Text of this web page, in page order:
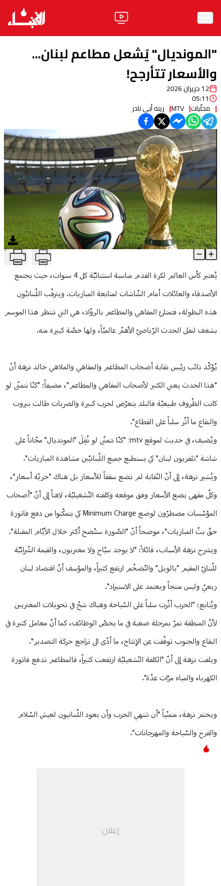
الأخبار
ثقافة ومجتمع
منوعات
آراء
فيديو
مواقف
وليد جنبلاطالحزب
ابحث
"المونديال" يُشعل مطاعم لبنان...
والأسعار تتأرجح!
12 حزيران 2026
05:11
محلّيات MTV رينه أبي نادر
"المونديال" يُشعل مطاعم لبنان... والأسعار تتأرجح! T
Article Content
يُعتبر كأس العالم لكرة القدم مناسبة استثنائيّة كل 4 سنوات، حيث يجتمع
الأصدقاء والعائلات أمام الشّاشات لمتابعة المباريات. ويترقّب اللّبنانيّون
هذه البطولة، فتمتلئ المقاهي والمطاعم بالروّاد، هي التي تنتظر هذا الموسم
بشغف لنقل الحدث الرّياضيّ الأهمّ عالميّاً، ولها حصّة كبيرة منه.
يُؤكّد نائب رئيس نقابة أصحاب المطاعم والمقاهي والملاهي خالد نزهة أنّ
"هذا الحدث يعني الكثير لأصحاب المقاهي والمطاعم"، مضيفاً: "كنّا نتمنّى لو
كانت الظّروف طبيعيّة فالبلد يتعرّض لحرب كبيرة والضربات طالت بيروت
والبقاع ما أثّر سلباً على القطاع".
ويُضيف، في حديث لموقع mtv: "كنّا نتمنّى لو نُقِلَ "المونديال" مجّاناً على
شاشة "تلفزيون لبنان" كي يستطيع جميع اللّبنانيّين مشاهدة المباريات".
ويُشير نزهة، إلى أنّ النّقابة لم تضع سقفاً للأسعار بل هناك "حريّة أسعار"،
وكلّ مقهى يضع الأسعار وفق موقعه وكلفته التّشغيليّة، لافتاً إلى أنّ "أصحاب
المؤسّسات مضطرّون لوضع Minimum Charge كي يتمكّنوا من دفع فاتورة
حقّ بثّ المباريات"، موضحاً أنّ "الصّورة ستتّضح أكثر خلال الأيّام المقبلة".
ويشرح نزهة الأسباب، قائلاً: "لا يوجد سيّاح ولا مغتربون، والقيمة الشّرائيّة
للّبنانيّ المقيم "بالويل" والتّضخّم ارتفع كثيراً، والمؤسف أنّ اقتصاد لبنان
ريعيّ وليس منتجاً ويعتمد على الاستيراد".
ويُتابع: "الحرب أثّرت سلباً على السّياحة وهناك شحّ في تحويلات المغتربين
لأنّ المنطقة تمرّ بمرحلة صعبة في ما يخصّ الوظائف، كما أنّ معامل كثيرة في
البقاع والجنوب توقّفت عن الإنتاج، ما أدّى الى تراجع حركة التصدير".
ويلفت نزهة إلى أنّ "الكلفة التّشغيليّة ارتفعت كثيراً، فالمطاعم تدفع فاتورة
الكهرباء والمياه مرّات عدّة".
ويختم نزهة، متمنّياً "أن تنتهي الحرب وأن يعود اللّبنانيون لعيش السّلام
والفرح والسّياحة والمهرجانات".
إعلان